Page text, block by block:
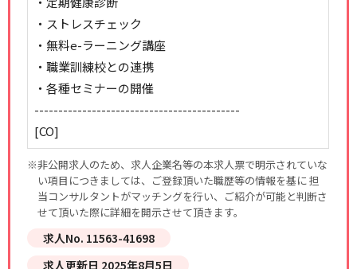
・ストレスチェック
・無料e-ラーニング講座
・職業訓練校との連携
・各種セミナーの開催
-------------------------------------------
[CO]
※非公開求人のため、求人企業名等の本求人票で明示されていな
い項目につきましては、ご登録頂いた職歴等の情報を基に 担
当コンサルタントがマッチングを行い、ご紹介が可能と判断さ
せて頂いた際に詳細を開示させて頂きます。
求人No. 11563-41698
求人更新日 2025年8月5日